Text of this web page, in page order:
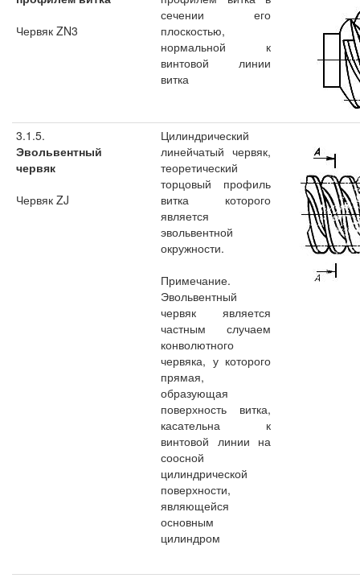
Червяк ZN3
сечении его
плоскостью,
нормальной к
винтовой линии
витка
3.1.5.
Эвольвентный
червяк
Червяк ZJ
Цилиндрический
линейчатый червяк,
теоретический
торцовый профиль
витка которого
является
эвольвентной
окружности.
Примечание.
Эвольвентный
червяк является
частным случаем
конволютного
червяка, у которого
прямая,
образующая
поверхность витка,
касательна к
винтовой линии на
соосной
цилиндрической
поверхности,
являющейся
основным
цилиндром